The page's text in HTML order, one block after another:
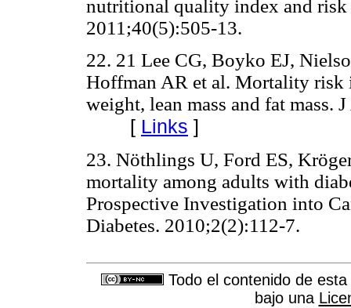
nutritional quality index and risk
2011;40(5):505-13.
22. 21 Lee CG, Boyko EJ,
Hoffman AR et al. Mortality risk
weight, lean mass and fat mass.
[ Links ]
23. Nöthlings U, Ford ES,
mortality among adults with
Prospective Investigation into
Diabetes. 2010;2(2):112-7.
Todo el contenido de
bajo una